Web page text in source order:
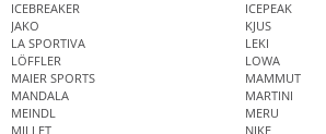
ICEBREAKER
ICEPEAK
JAKO
KJUS
LA SPORTIVA
LEKI
LÖFFLER
LOWA
MAIER SPORTS
MAMMUT
MANDALA
MARTINI
MEINDL
MERU
MILLET
NIKE